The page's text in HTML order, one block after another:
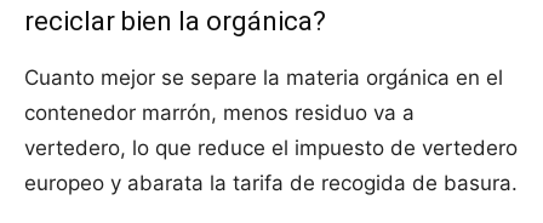
reciclar bien la orgánica?
Cuanto mejor se separe la materia orgánica en el
contenedor marrón, menos residuo va a
vertedero, lo que reduce el impuesto de vertedero
europeo y abarata la tarifa de recogida de basura.